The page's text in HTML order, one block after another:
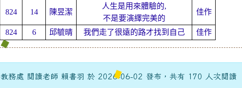
824 14 陳昱潔
人生是用來體驗的,
不是要演繹完美的
佳作
824 6 邱毓晴 我們走了很遠的路才找到自己 佳作
教務處 閱讀老師 賴書羽 於 2026-06-02 發布，共有 170 人次閱讀